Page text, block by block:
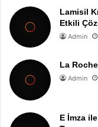
Lamisil
Etkili
Admin
La
Admin
E İmza